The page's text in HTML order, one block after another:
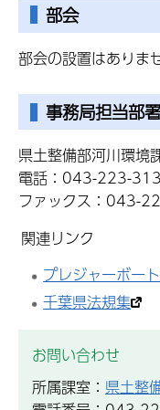
部会
部会の設置はありま
事務局担当部署
県土整備部河川環境
電話：043-223-
ファックス：043-
関連リンク
プレジャーボー
千葉県法規集
お問い合わせ
所属課室： 県土整